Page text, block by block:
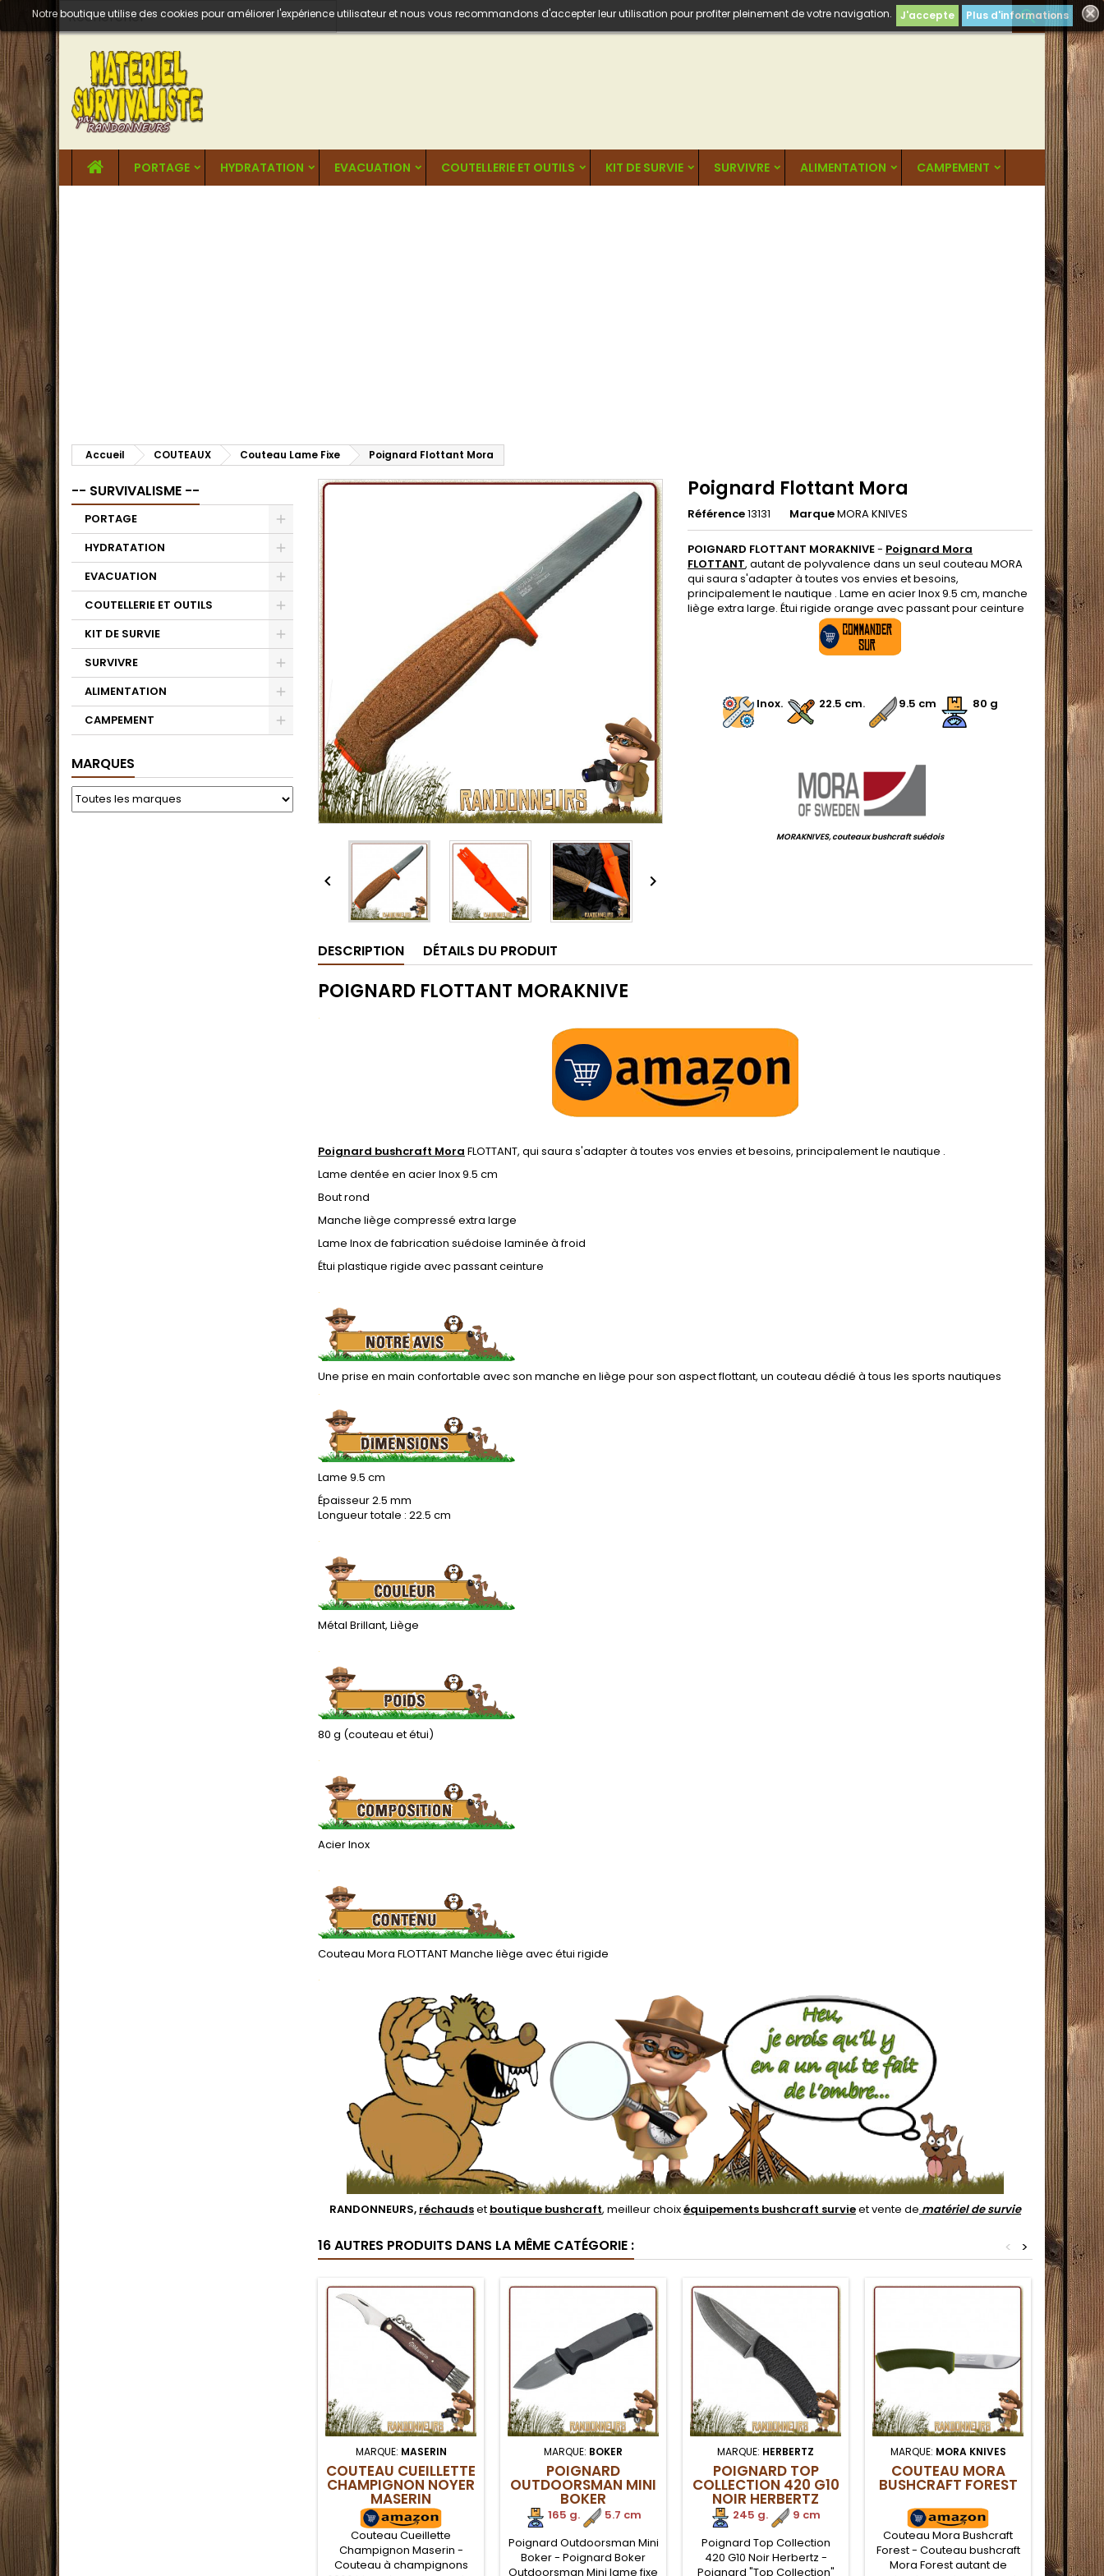

Notre boutique utilise des cookies pour améliorer l'expérience utilisateur et nous vous recommandons d'accepter leur utilisation pour profiter pleinement de votre navigation. J'accepte Plus d'informations
PORTAGE HYDRATATION EVACUATION COUTELLERIE ET OUTILS KIT DE SURVIE SURVIVRE ALIMENTATION CAMPEMENT
Accueil COUTEAUX Couteau Lame Fixe Poignard Flottant Mora
-- SURVIVALISME --
PORTAGE
HYDRATATION
EVACUATION
COUTELLERIE ET OUTILS
KIT DE SURVIE
SURVIVRE
ALIMENTATION
CAMPEMENT
MARQUES
 
Poignard Flottant Mora
Référence13131 MarqueMORA KNIVES
POIGNARD FLOTTANT MORAKNIVE- Poignard Mora
FLOTTANT, autant de polyvalence dans un seul couteau MORA
qui saura s'adapter à toutes vos envies et besoins,
principalement le nautique . Lame en acier Inox 9.5 cm, manche
liège extra large. Étui rigide orange avec passant pour ceinture
. Inox. 22.5 cm. 9.5 cm 80 g
MORAKNIVES, couteaux bushcraft suédois
DESCRIPTION DÉTAILS DU PRODUIT
POIGNARD FLOTTANT MORAKNIVE
.
Poignard bushcraft Mora FLOTTANT, qui saura s'adapter à toutes vos envies et besoins, principalement le nautique .
Lame dentée en acier Inox 9.5 cm
Bout rond
Manche liège compressé extra large
Lame Inox de fabrication suédoise laminée à froid
Étui plastique rigide avec passant ceinture
.
Une prise en main confortable avec son manche en liège pour son aspect flottant, un couteau dédié à tous les sports nautiques
.
Lame 9.5 cm
Épaisseur 2.5 mm
Longueur totale : 22.5 cm
.
Métal Brillant, Liège
.
80 g (couteau et étui)
.
Acier Inox
.
Couteau Mora FLOTTANT Manche liège avec étui rigide
.
RANDONNEURS, réchaudset boutique bushcraft, meilleur choixéquipements bushcraft survieet vente de matériel de survie
16 AUTRES PRODUITS DANS LA MÊME CATÉGORIE : >
<
MARQUE: MASERIN
COUTEAU CUEILLETTE
CHAMPIGNON NOYER
MASERIN
Couteau Cueillette
Champignon Maserin -
Couteau à champignons
MARQUE: BOKER
POIGNARD
OUTDOORSMAN MINI
BOKER
165 g.
5.7 cm
Poignard Outdoorsman Mini
Boker - Poignard Boker
Outdoorsman Mini lame fixe
MARQUE: HERBERTZ
POIGNARD TOP
COLLECTION 420 G10
NOIR HERBERTZ
245 g.
9 cm
Poignard Top Collection
420 G10 Noir Herbertz -
Poignard "Top Collection"
MARQUE: MORA KNIVES
COUTEAU MORA
BUSHCRAFT FOREST
Couteau Mora Bushcraft
Forest - Couteau bushcraft
Mora Forest autant de
Poignard
tactique